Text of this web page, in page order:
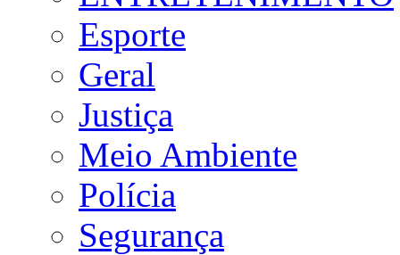
Esporte
Geral
Justiça
Meio Ambiente
Polícia
Segurança